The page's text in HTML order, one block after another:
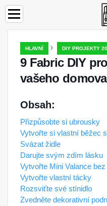
HLAVNÍ › DIY PROJEKTY
9 Fabric DIY
vašeho domova
Obsah:
Přizpůsobte si ubrousky
Vytvořte si vlastní běžec
Svázat židle
Darujte svým zdím lásku
Vytvořte Mini Valance
Vytvořte vlastní tácky
Rozsviťte své stínidlo
Zvedněte dekorativní